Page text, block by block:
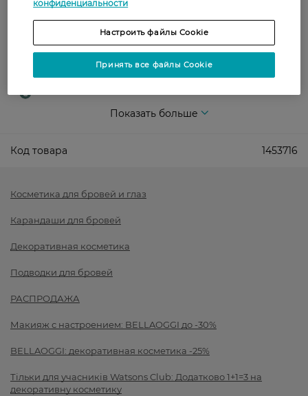
Оплата
Оплата картой
Показать больше
Код товара 1453716
Косметика для бровей и глаз
Карандаши для бровей
Декоративная косметика
Подводки для бровей
РАСПРОДАЖА
Макияж с настроением: BELLAOGGI до -30%
BELLAOGGI: декоративная косметика -25%
Тільки для учасників Watsons Club: Додатково 1+1=3 на
декоративну косметику
конфиденциальности
Настроить файлы Cookie
Принять все файлы Cookie